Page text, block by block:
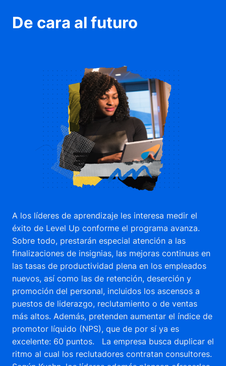
De cara al futuro
A los líderes de aprendizaje les interesa medir el
éxito de Level Up conforme el programa avanza.
Sobre todo, prestarán especial atención a las
finalizaciones de insignias, las mejoras continuas en
las tasas de productividad plena en los empleados
nuevos, así como las de retención, deserción y
promoción del personal, incluidos los ascensos a
puestos de liderazgo, reclutamiento o de ventas
más altos. Además, pretenden aumentar el índice de
promotor líquido (NPS), que de por sí ya es
excelente: 60 puntos. La empresa busca duplicar el
ritmo al cual los reclutadores contratan consultores.